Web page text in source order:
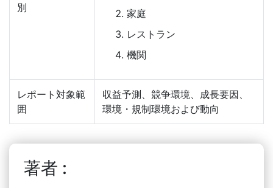
別
家庭
レストラン
機関
レポート対象範
囲
収益予測、競争環境、成長要因、
環境・規制環境および動向
著者 :